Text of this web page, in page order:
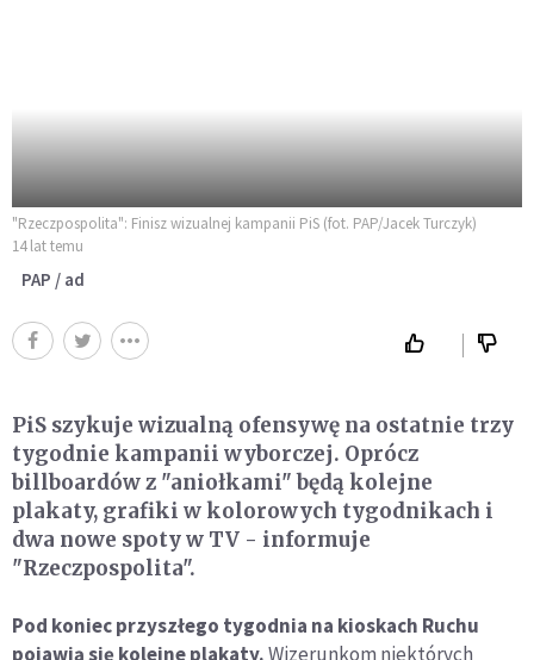
"Rzeczpospolita": Finisz wizualnej kampanii PiS (fot. PAP/Jacek Turczyk)
14 lat temu
PAP / ad
PiS szykuje wizualną ofensywę na ostatnie trzy
tygodnie kampanii wyborczej. Oprócz
billboardów z "aniołkami" będą kolejne
plakaty, grafiki w kolorowych tygodnikach i
dwa nowe spoty w TV - informuje
"Rzeczpospolita".
Pod koniec przyszłego tygodnia na kioskach Ruchu
pojawią się kolejne plakaty.Wizerunkom niektórych